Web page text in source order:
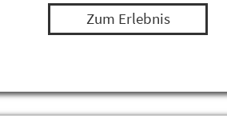
Zum Erlebnis